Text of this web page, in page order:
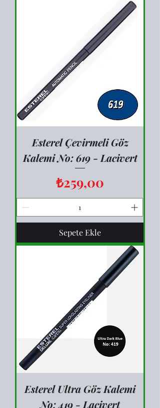
Esterel Çevirmeli Göz
Kalemi No: 619 - Lacivert
Fiyat
₺259,00
Sepete Ekle
Esterel Ultra Göz Kalemi
No: 419 - Lacivert